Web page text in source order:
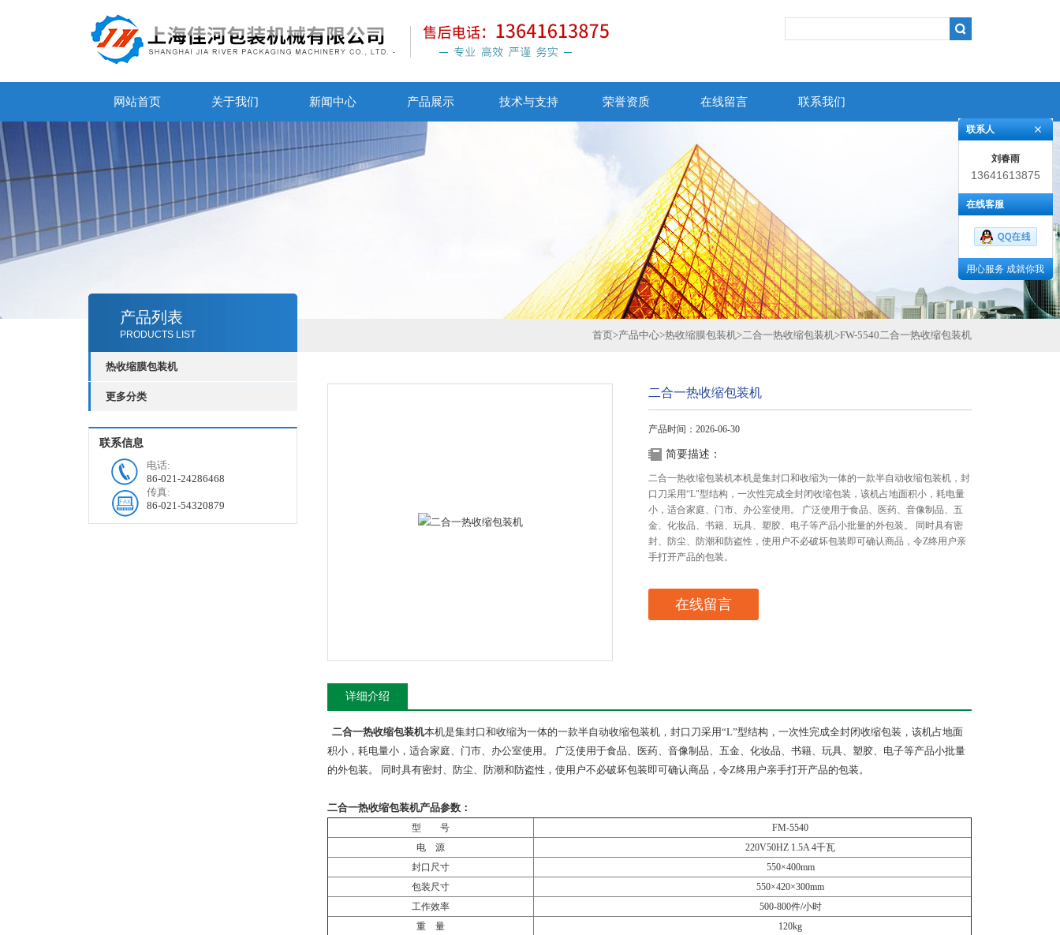
网站首页 关于我们 新闻中心 产品展示 技术与支持 荣誉资质 在线留言 联系我们
产品列表
PRODUCTS LIST
热收缩膜包装机
更多分类
联系信息
电话:
86-021-24286468
传真:
86-021-54320879
首页>产品中心>热收缩膜包装机>二合一热收缩包装机>FW-5540二合一热收缩包装机
二合一热收缩包装机
产品时间：2026-06-30
简要描述：
二合一热收缩包装机本机是集封口和收缩为一体的一款半自动收缩包装机，封
口刀采用“L"型结构，一次性完成全封闭收缩包装，该机占地面积小，耗电量
小，适合家庭、门市、办公室使用。 广泛使用于食品、医药、音像制品、五
金、化妆品、书籍、玩具、塑胶、电子等产品小批量的外包装。 同时具有密
封、防尘、防潮和防盗性，使用户不必破坏包装即可确认商品，令Z终用户亲
手打开产品的包装。
在线留言
详细介绍
二合一热收缩包装机本机是集封口和收缩为一体的一款半自动收缩包装机，封口刀采用“L”型结构，一次性完成全封闭收缩包装，该机占地面
积小，耗电量小，适合家庭、门市、办公室使用。 广泛使用于食品、医药、音像制品、五金、化妆品、书籍、玩具、塑胶、电子等产品小批量
的外包装。 同时具有密封、防尘、防潮和防盗性，使用户不必破坏包装即可确认商品，令Z终用户亲手打开产品的包装。
二合一热收缩包装机产品参数：
型 号
FM-5540
电 源
220V50HZ 1.5A 4千瓦
封口尺寸
550×400mm
包装尺寸
550×420×300mm
工作效率
500-800件/小时
重 量
120kg
联系人
刘春雨
13641613875
在线客服
用心服务 成就你我